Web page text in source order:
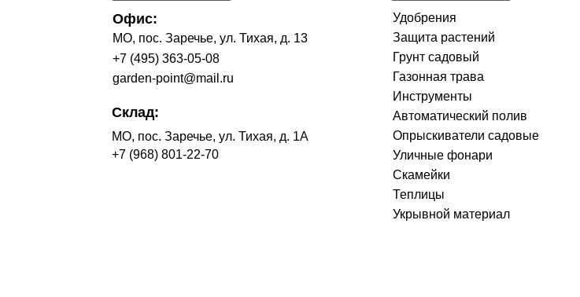
garden-point@mail.ru
+7 (495) 363-05-08
МО, пос. Заречье, ул. Тихая, д. 1А
Офис:
МО, пос. Заречье, ул. Тихая, д. 13
+7 (968) 801-22-70
Склад:
Удобрения
Защита растений
Грунт садовый
Газонная трава
Инструменты
Автоматический полив
Опрыскиватели садовые
Уличные фонари
Скамейки
Теплицы
Укрывной материал